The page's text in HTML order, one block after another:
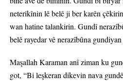
neterikînin lê belê ji ber karên
wan hatine talankirin. Gundî
belê rayedar vê nerazîbûna
Maşallah Karaman anî ziman ku
got, “Bi leşkeran dikevin nava